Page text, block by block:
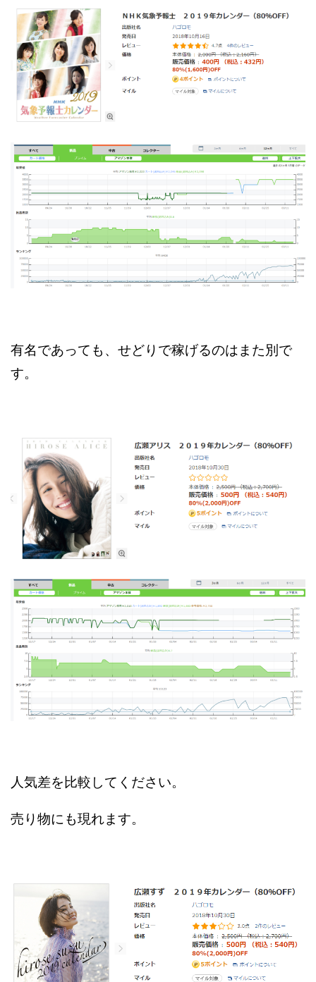
有名であっても、せどりで稼げるのはまた別で
す。
人気差を比較してください。
売り物にも現れます。